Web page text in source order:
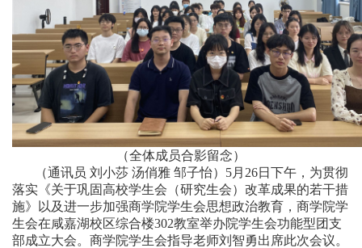
（全体成员合影留念）
（通讯员 刘小莎 汤俏雅 邹子怡）5月26日下午，为贯彻
落实《关于巩固高校学生会（研究生会）改革成果的若干措
施》以及进一步加强商学院学生会思想政治教育，商学院学
生会在咸嘉湖校区综合楼302教室举办院学生会功能型团支
部成立大会。商学院学生会指导老师刘智勇出席此次会议。